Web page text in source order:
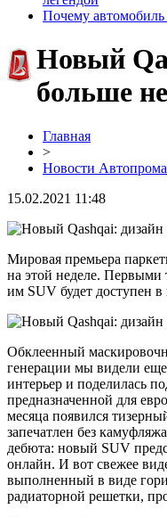
Почему
Новый
больше
Главная
>
Новости Автопрома
15.02.2021 11:48
Мировая премьера
на этой неделе. Первыми
им SUV будет доступен в
Обклеенный
генерации мы видели
интерьер и поделилась
предназначенной для
месяца появился
запечатлен без
дебюта: новый SUV
онлайн. И вот свежее
выполненный в виде
радиаторной решетки,